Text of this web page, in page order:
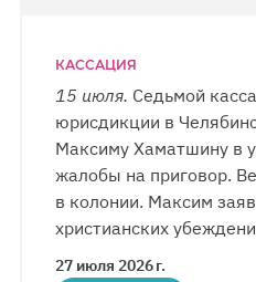
КАССАЦИЯ
15 июля. Седьмой
юрисдикции в
Максиму Хаматшину в
жалобы на приговор.
в колонии. Максим
христианских
27 июля 2026 г.